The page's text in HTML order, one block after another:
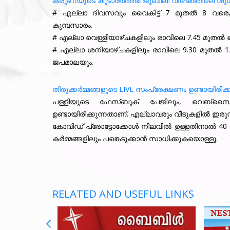
# എല്ലാ ദിവസവും വൈകിട്ട് 7 മുതൽ 8
കുമ്പസാരം.
# എല്ലാ വെള്ളിയാഴ്ചകളിലും രാവിലെ 7.45
# എല്ലാ ശനിയാഴ്ചകളിലും രാവിലെ 9.30
ജപമാലയും.
തിരുക്കർമ്മങ്ങളുടെ LIVE സംപ്രേക്ഷണം
പള്ളിയുടെ ഫേസ്ബുക് പേജിലും,
ഉണ്ടായിരിക്കുന്നതാണ്. എല്ലാവരും വീടുകളിൽ
കോവിഡ് പ്രോട്ടോക്കോൾ നിലവിൽ ഉള്ളതിനാൽ
കർമ്മങ്ങളിലും പങ്കെടുക്കാൻ സാധിക്കുകയൊള്ളൂ.
RELATED AND USEFUL LINKS